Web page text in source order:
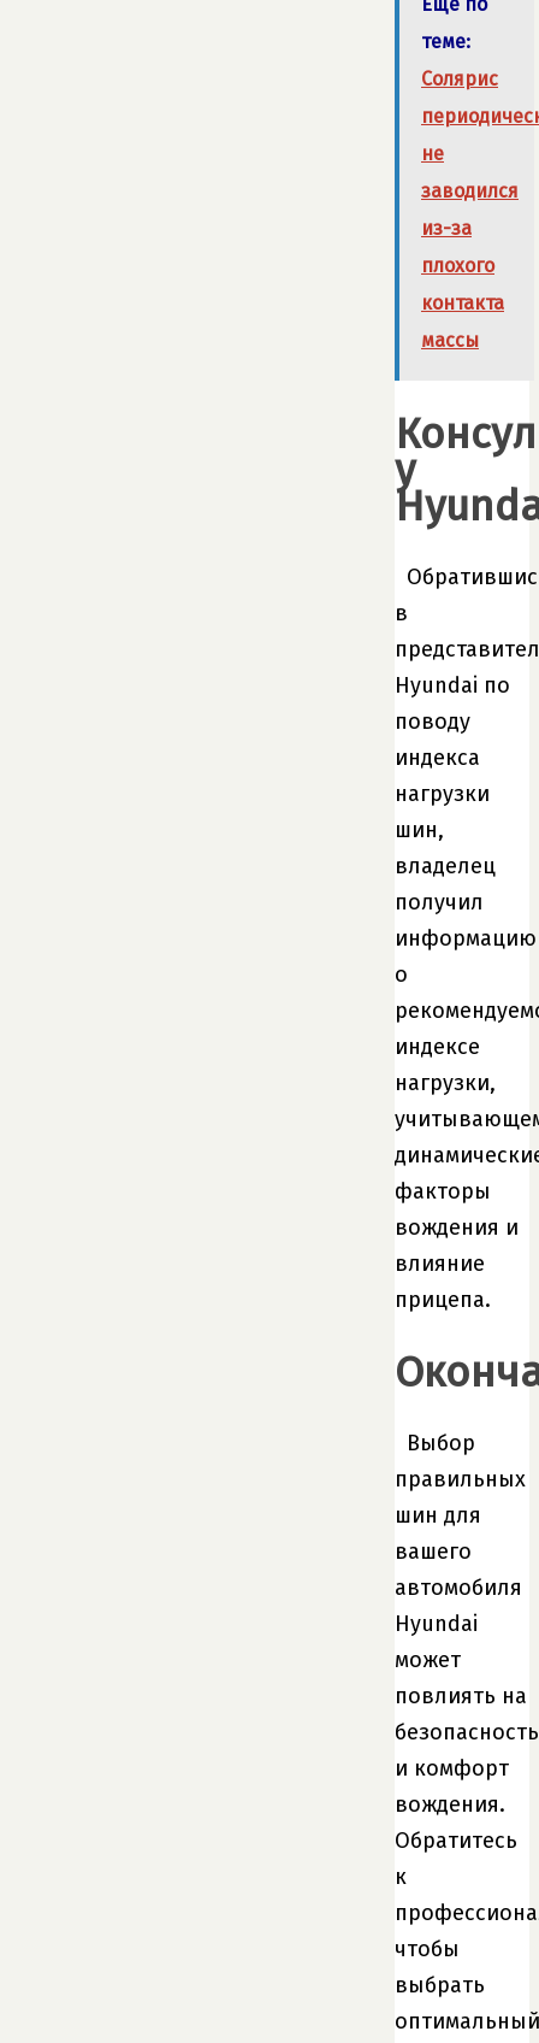
теме:
Солярис
не
заводился
из-за
плохого
контакта
массы
у
в
Hyundai по
поводу
индекса
нагрузки
шин,
владелец
получил
информацию
о
индексе
нагрузки,
факторы
вождения и
влияние
прицепа.
Выбор
правильных
шин для
вашего
автомобиля
Hyundai
может
повлиять на
безопасность
и комфорт
вождения.
Обратитесь
к
чтобы
выбрать
оптимальный